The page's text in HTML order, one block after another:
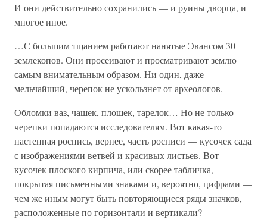
И они действительно сохранились — и руины дворца, и
многое иное.
…С большим тщанием работают нанятые Эвансом 30
землекопов. Они просеивают и просматривают землю
самым внимательным образом. Ни один, даже
мельчайший, черепок не ускользнет от археологов.
Обломки ваз, чашек, плошек, тарелок… Но не только
черепки попадаются исследователям. Вот какая-то
настенная роспись, вернее, часть росписи — кусочек сада
с изображениями ветвей и красивых листьев. Вот
кусочек плоского кирпича, или скорее табличка,
покрытая письменными знаками и, вероятно, цифрами —
чем же иным могут быть повторяющиеся ряды значков,
расположенные по горизонтали и вертикали?